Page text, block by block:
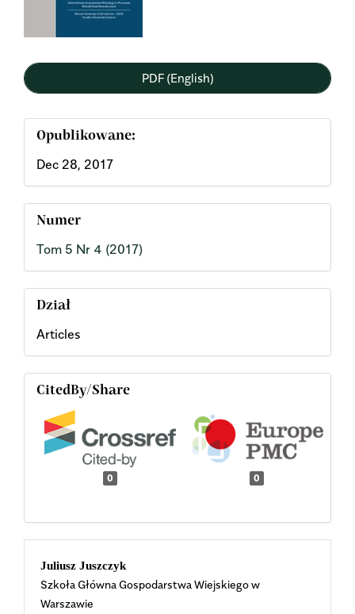
PDF (English)
Opublikowane:
Dec 28, 2017
Numer
Tom 5 Nr 4 (2017)
Dział
Articles
CitedBy/Share
0 0
Main
Article
Juliusz Juszczyk
Szkoła Główna Gospodarstwa Wiejskiego w
Warszawie